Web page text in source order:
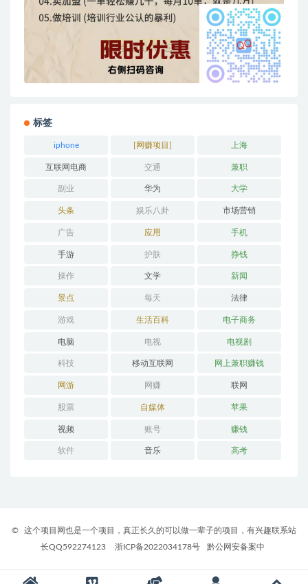
标签
iphone [网赚项目] 上海
互联网电商 交通 兼职
副业 华为 大学
头条 娱乐八卦 市场营销
广告 应用 手机
手游 护肤 挣钱
操作 文学 新闻
景点 每天 法律
游戏 生活百科 电子商务
电脑 电视 电视剧
科技 移动互联网 网上兼职赚钱
网游 网赚 联网
股票 自媒体 苹果
视频 账号 赚钱
软件 音乐 高考
©
这个项目网也是一个项目，真正长久的可以做一辈子的项目，有兴趣联系站
长QQ592274123
浙ICP备2022034178号 黔公网安备案中